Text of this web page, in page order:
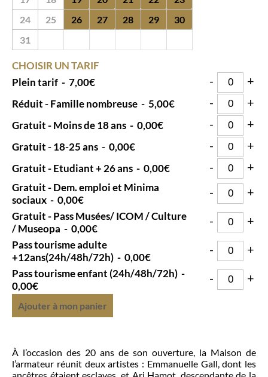
24
25 26 27 28 29
30
31
CHOISIR UN TARIF
Plein tarif - 7,00€ - +
Réduit - Famille nombreuse - 5,00€ - +
Gratuit - Moins de 18 ans - 0,00€ - +
Gratuit - 18-25 ans - 0,00€ - +
Gratuit - Etudiant + 26 ans - 0,00€ - +
Gratuit - Dem. emploi et Minima
sociaux - 0,00€
- +
Gratuit - Pass Musées/ ICOM / Culture
/ Museopa - 0,00€
- +
Pass tourisme adulte
+12ans(24h/48h/72h) - 0,00€
- +
Pass tourisme enfant (24h/48h/72h) -
0,00€
- +
Ajouter à mon panier
À l’occasion des 20 ans de son ouverture, la Maison de
l’armateur réunit deux artistes : Emmanuelle Gall, dont les